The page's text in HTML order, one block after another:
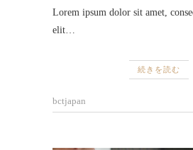
Lorem ipsum dolor sit amet,
elit…
続きを読む
bctjapan